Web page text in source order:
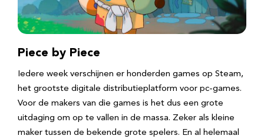
Piece by Piece
Iedere week verschijnen er honderden games op Steam,
het grootste digitale distributieplatform voor pc-games.
Voor de makers van die games is het dus een grote
uitdaging om op te vallen in de massa. Zeker als kleine
maker tussen de bekende grote spelers. En al helemaal